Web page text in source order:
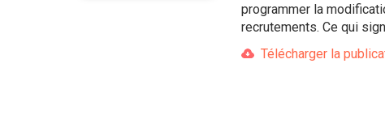
programmer la
recrutements. Ce qui
Télécharger la